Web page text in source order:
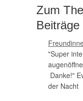
Zum
Beiträge
"Super
Danke!"
der Nacht